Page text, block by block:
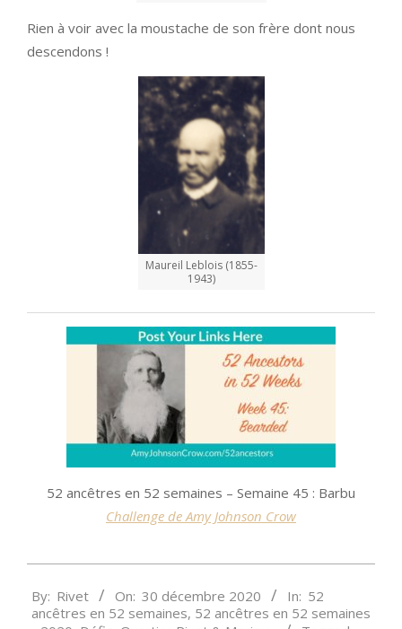
Rien à voir avec la moustache de son frère dont nous
descendons !
Maureil Leblois (1855-
1943)
52 ancêtres en 52 semaines – Semaine 45 : Barbu
Challenge de Amy Johnson Crow
12-
30
By: Rivet On: 30 décembre 2020 In: 52
ancêtres en 52 semaines, 52 ancêtres en 52 semaines